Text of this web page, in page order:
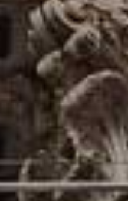
keď sa spočiatku môže zdať
v čítaní… ]
nie je možné, aby ste sa s